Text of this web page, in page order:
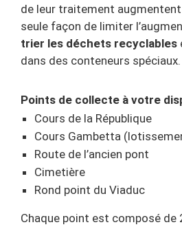
de leur traitement augmentent
seule façon de limiter
trier les déchets recyclables
dans des conteneurs spéciaux.
Points de collecte à votre
Cours de la République
Cours Gambetta
Route de l’ancien pont
Cimetière
Rond point du Viaduc
Chaque point est composé de